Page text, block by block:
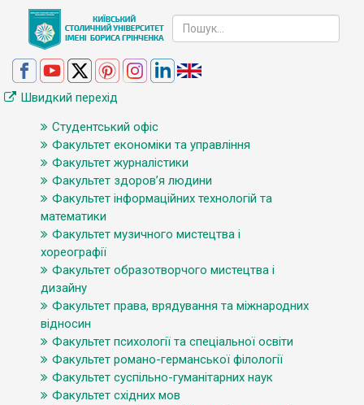
Швидкий перехід
Студентський офіс
Факультет економіки та управління
Факультет журналістики
Факультет здоров’я людини
Факультет інформаційних технологій та
математики
Факультет музичного мистецтва і
хореографії
Факультет образотворчого мистецтва і
дизайну
Факультет права, врядування та міжнародних
відносин
Факультет психології та спеціальної освіти
Факультет романо-германської філології
Факультет суспільно-гуманітарних наук
Факультет східних мов